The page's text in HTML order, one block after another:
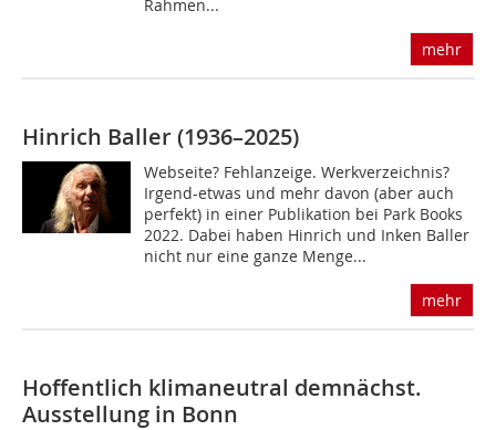
Rahmen...
mehr
Hinrich Baller (1936–2025)
Webseite? Fehlanzeige. Werkverzeichnis?
Irgend-etwas und mehr davon (aber auch
perfekt) in einer Publikation bei Park Books
2022. Dabei haben Hinrich und Inken Baller
nicht nur eine ganze Menge...
mehr
Hoffentlich klimaneutral demnächst.
Ausstellung in Bonn